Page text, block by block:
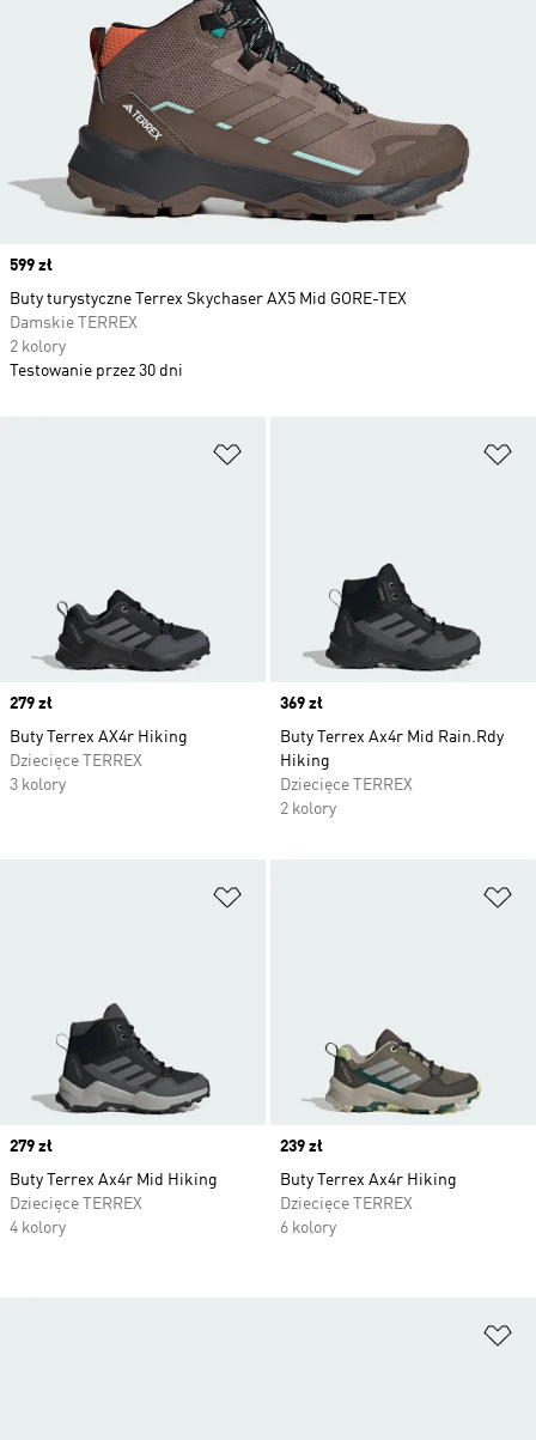
Price
279 zł
Buty Terrex AX4r Hiking
Dziecięce TERREX
3 kolory
Price
369 zł
Buty Terrex Ax4r Mid Rain.Rdy
Hiking
Dziecięce TERREX
2 kolory
Price
279 zł
Buty Terrex Ax4r Mid Hiking
Dziecięce TERREX
4 kolory
Price
239 zł
Buty Terrex Ax4r Hiking
Dziecięce TERREX
6 kolory
Price
599 zł
Buty turystyczne Terrex Skychaser AX5 Mid GORE-TEX
Damskie TERREX
2 kolory
Testowanie przez 30 dni